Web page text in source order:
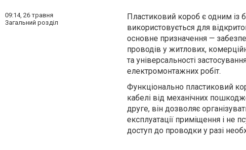
09:14, 26 травня
Загальний розділ
Пластиковий короб є одним із
використовується для
основне призначення —
проводів у житлових,
та універсальності
електромонтажних робіт.
Функціонально пластиковий
кабелі від механічних
друге, він дозволяє
експлуатації приміщення і не
доступ до проводки у разі